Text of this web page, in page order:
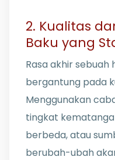
2. Kualitas
Baku yang
Rasa akhir sebuah
bergantung pada
Menggunakan
tingkat
berbeda, atau
berubah-ubah